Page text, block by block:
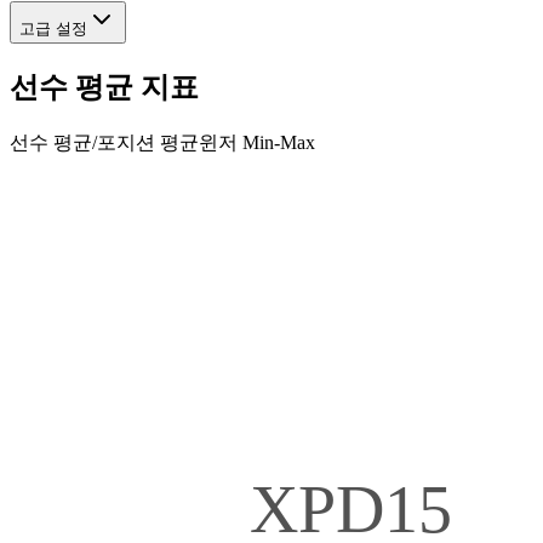
고급 설정
선수 평균 지표
선수 평균/포지션 평균윈저 Min-Max
XPD15